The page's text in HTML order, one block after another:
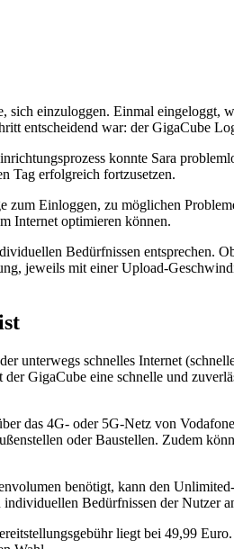
einzuloggen. Einmal eingeloggt,
entscheidend war: der GigaCube
konnte Sara
Tag erfolgreich fortzusetzen.
Einloggen, zu möglichen
Internet optimieren können.
Bedürfnissen entsprechen.
jeweils mit einer Upload-
unterwegs schnelles Internet
GigaCube eine schnelle und
das 4G- oder 5G-Netz von
oder Baustellen. Zudem
benötigt, kann den
Bedürfnissen der Nutzer
liegt bei 49,99